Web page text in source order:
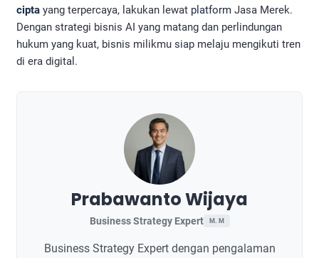
cipta yang terpercaya, lakukan lewat platform Jasa Merek.
Dengan strategi bisnis AI yang matang dan perlindungan
hukum yang kuat, bisnis milikmu siap melaju mengikuti tren
di era digital.
Prabawanto Wijaya
Business Strategy Expert M. M
Business Strategy Expert dengan pengalaman